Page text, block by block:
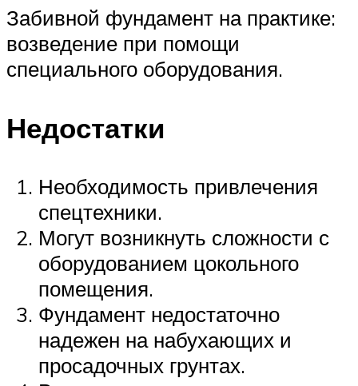
Забивной фундамент на практике:
возведение при помощи
специального оборудования.
Недостатки
Необходимость привлечения
спецтехники.
Могут возникнуть сложности с
оборудованием цокольного
помещения.
Фундамент недостаточно
надежен на набухающих и
просадочных грунтах.